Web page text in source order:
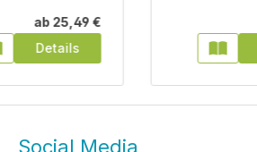
ab 25,49 €
Details
Social Media